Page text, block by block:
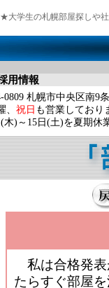
大学生の札幌部屋探しや
用情報
札幌市中央区南9
祝日 も営業しており
(木)～15日(土)を夏期休
私は合格発表
たらすぐ部屋